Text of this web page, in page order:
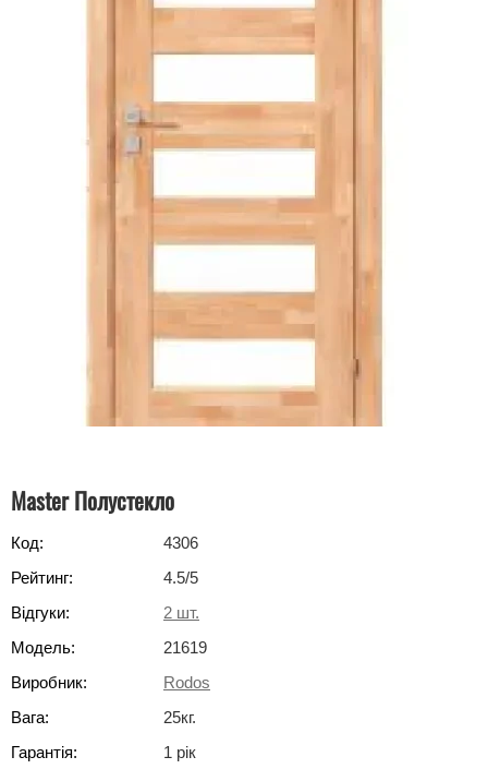
Master Полустекло
Код:
4306
Рейтинг:
4.5/5
Відгуки:
2 шт.
Модель:
21619
Виробник:
Rodos
Вага:
25кг.
Гарантія:
1 рік